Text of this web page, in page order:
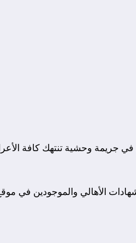
جريمة وحشية تنتهك كافة
الأهالي والموجودين في موقع